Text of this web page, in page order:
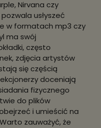
Nirvana czy
usłyszeć
w formatach mp3 czy
ma swój
często
zdjęcia artystów
się częścią
doceniają
fizycznego
do plików
i umieścić na
zauważyć, że